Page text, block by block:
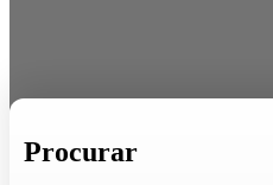
Procurar